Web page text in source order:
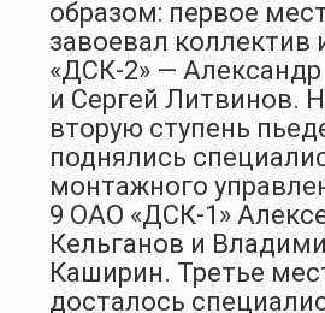
образом: первое
завоевал коллектив
«ДСК-2» —
и Сергей Литвинов.
вторую ступень
поднялись
монтажного
9 ОАО «ДСК-1»
Кельганов и
Каширин. Третье
досталось